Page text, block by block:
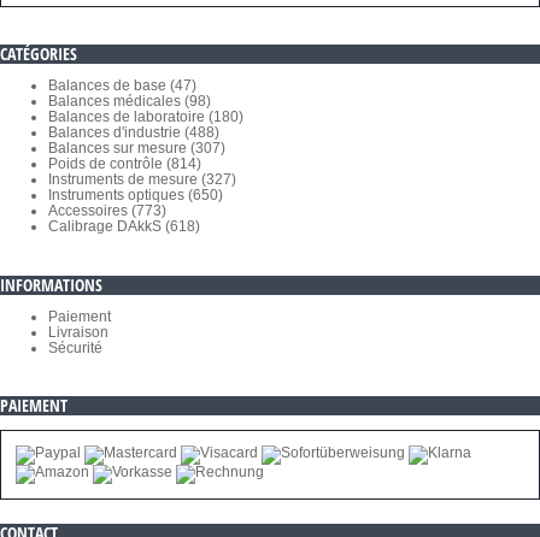
CATÉGORIES
Balances de base (47)
Balances médicales (98)
Balances de laboratoire (180)
Balances d'industrie (488)
Balances sur mesure (307)
Poids de contrôle (814)
Instruments de mesure (327)
Instruments optiques (650)
Accessoires (773)
Calibrage DAkkS (618)
INFORMATIONS
Paiement
Livraison
Sécurité
PAIEMENT